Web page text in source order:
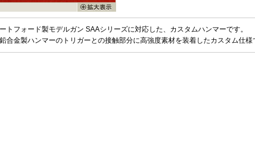
トフォード製モデルガン SAAシリーズに対応した、カスタムハンマーです。
合金製ハンマーのトリガーとの接触部分に高強度素材を装着したカスタム仕様